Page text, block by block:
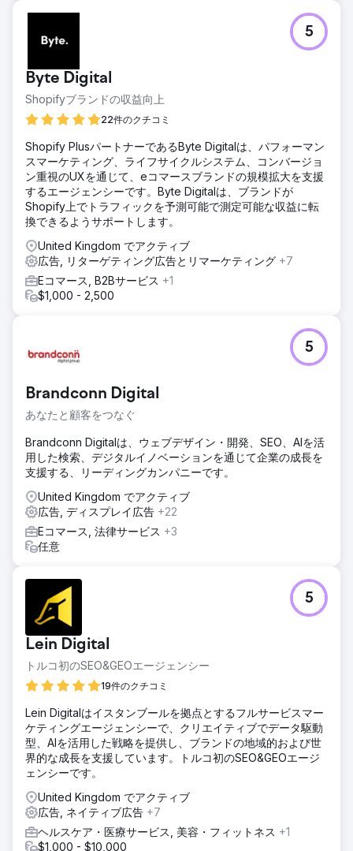
した。
Byte Digital
Shopifyブランドの収益向上
22件のクチコミ
5
Shopify PlusパートナーであるByte Digitalは、パフォーマン
スマーケティング、ライフサイクルシステム、コンバージョ
ン重視のUXを通じて、eコマースブランドの規模拡大を支援
するエージェンシーです。Byte Digitalは、ブランドが
Shopify上でトラフィックを予測可能で測定可能な収益に転
換できるようサポートします。
United Kingdom でアクティブ
広告, リターゲティング広告とリマーケティング +7
Eコマース, B2Bサービス +1
$1,000 - 2,500
Brandconn Digital
あなたと顧客をつなぐ
5
Brandconn Digitalは、ウェブデザイン・開発、SEO、AIを活
用した検索、デジタルイノベーションを通じて企業の成長を
支援する、リーディングカンパニーです。
United Kingdom でアクティブ
広告, ディスプレイ広告 +22
Eコマース, 法律サービス +3
任意
Lein Digital
トルコ初のSEO&GEOエージェンシー
19件のクチコミ
5
Lein Digitalはイスタンブールを拠点とするフルサービスマー
ケティングエージェンシーで、クリエイティブでデータ駆動
型、AIを活用した戦略を提供し、ブランドの地域的および世
界的な成長を支援しています。トルコ初のSEO&GEOエージ
ェンシーです。
United Kingdom でアクティブ
広告, ネイティブ広告 +7
ヘルスケア・医療サービス, 美容・フィットネス +1
$1,000 - $10,000